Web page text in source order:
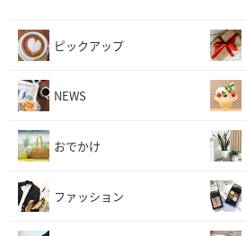
ピックアップ
NEWS
おでかけ
ファッション